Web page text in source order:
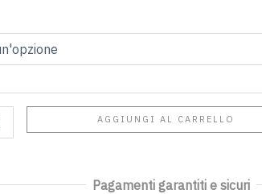
AGGIUNGI AL CARRELLO
Pagamenti garantiti e sicuri